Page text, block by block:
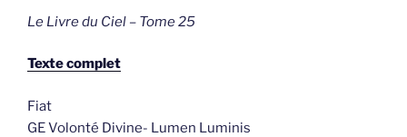
Le Livre du Ciel – Tome 25
Texte complet
Fiat
GE Volonté Divine- Lumen Luminis